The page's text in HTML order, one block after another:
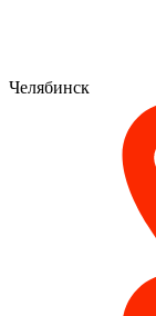
Челябинск